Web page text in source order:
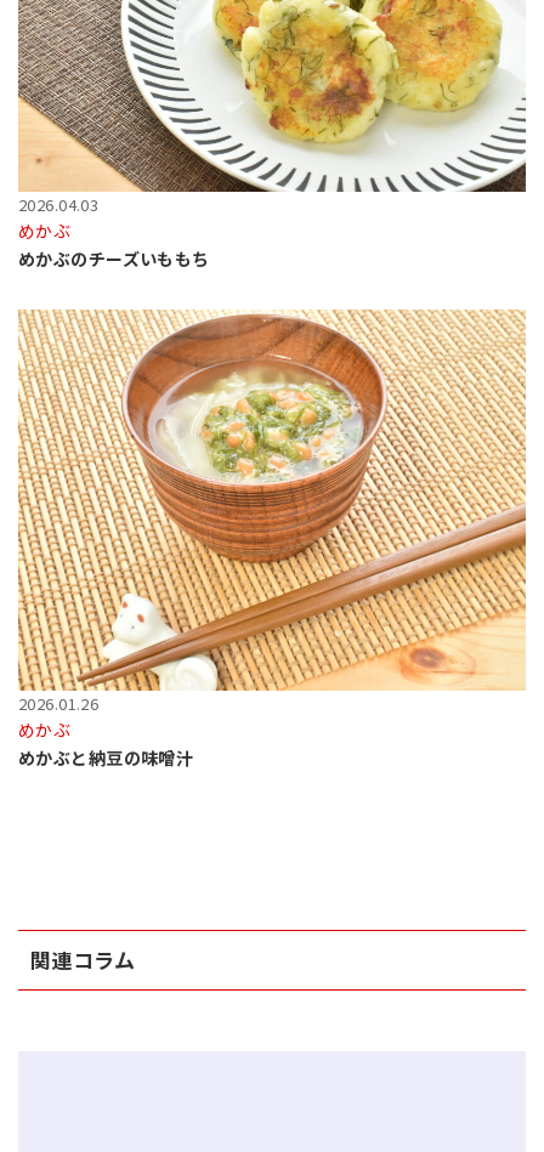
2026.04.03
めかぶ
めかぶのチーズいももち
2026.01.26
めかぶ
めかぶと納豆の味噌汁
関連コラム